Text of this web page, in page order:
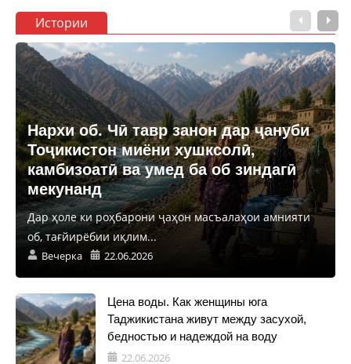
Истории
Нархи об. Чӣ тавр занон дар ҷануби
Тоҷикистон миёни хушксолӣ,
камбизоатӣ ва умед ба об зиндагӣ
мекунанд
Дар ҳоле ки роҳбарони ҷаҳон масъалаҳои амнияти
об, тағйирёбии иқлим...
Вечерка 22.06.2026
Цена воды. Как женщины юга
Таджикистана живут между засухой,
бедностью и надеждой на воду
22.06.2026